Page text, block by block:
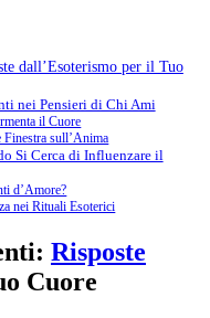
dall’Esoterismo per il Tuo
nei Pensieri di Chi Ami
il Cuore
Finestra sull’Anima
Si Cerca di Influenzare il
d’Amore?
nei Rituali Esoterici
Risposte
Cuore